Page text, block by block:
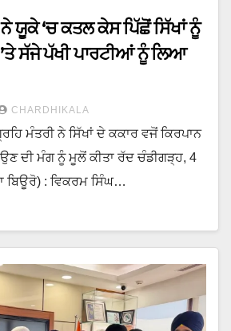
ਯੂਕੇ ‘ਚ ਕਤਲ ਕੇਸ ਪਿੱਛੋਂ ਸਿੱਖਾਂ ਨੂੰ
’ਤੇ ਸੱਜੇ ਪੱਖੀ ਪਾਰਟੀਆਂ ਨੂੰ ਲਿਆ
CHARDHIKALA
ਮੰਤਰੀ ਨੇ ਸਿੱਖਾਂ ਦੇ ਕਕਾਰ ਵਜੋਂ ਕਿਰਪਾਨ
ਦੀ ਮੰਗ ਨੂੰ ਮੂਲੋਂ ਕੀਤਾ ਰੱਦ ਚੰਡੀਗੜ੍ਹ, 4
ਬਿਊਰੋ) : ਵਿਕਰਮ ਸਿੰਘ…